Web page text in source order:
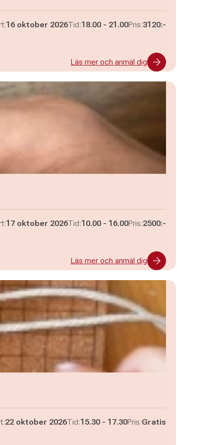
16 oktober 2026Tid:Pågår mellan
18.00 - och
21.00Pris:3120:-
Läs mer och anmäl dig
17 oktober 2026Tid:Pågår mellan
10.00 - och
16.00Pris:2500:-
Läs mer och anmäl dig
22 oktober 2026Tid:Pågår mellan
15.30 - och
17.30Pris:Gratis